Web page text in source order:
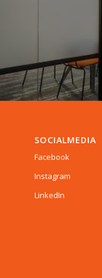
SOCIALMEDIA
Facebook
Instagram
LinkedIn